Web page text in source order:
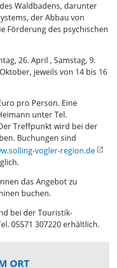
Waldbadens, darunter
der Abbau von
Förderung des psychischen
26. April , Samstag, 9.
jeweils von 14 bis 16
pro Person. Eine
unter Tel.
Treffpunkt wird bei der
Buchungen sind
vogler-region.de
das Angebot zu
buchen.
bei der Touristik-
05571 307220 erhältlich.
ORT